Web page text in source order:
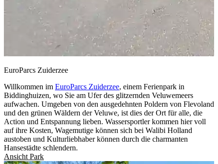
EuroParcs Zuiderzee
Willkommen im EuroParcs Zuiderzee, einem Ferienpark in
Biddinghuizen, wo Sie am Ufer des glitzernden Veluwemeers
aufwachen. Umgeben von den ausgedehnten Poldern von Flevoland
und den grünen Wäldern der Veluwe, ist dies der Ort für alle, die
Action und Entspannung lieben. Wassersportler kommen hier voll
auf ihre Kosten, Wagemutige können sich bei Walibi Holland
austoben und Kulturliebhaber können durch die charmanten
Hansestädte schlendern.
Ansicht Park